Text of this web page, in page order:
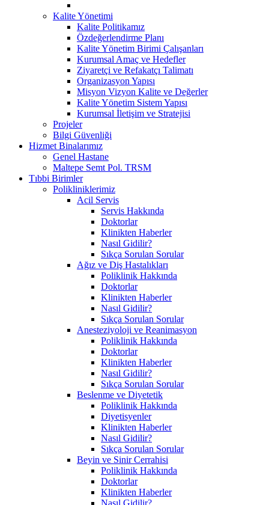
Kalite Yönetimi
Kalite Politikamız
Özdeğerlendirme Planı
Kalite Yönetim Birimi Çalışanları
Kurumsal Amaç ve Hedefler
Ziyaretçi ve Refakatçı Talimatı
Organizasyon Yapısı
Misyon Vizyon Kalite ve Değerler
Kalite Yönetim Sistem Yapısı
Kurumsal İletişim ve Stratejisi
Projeler
Bilgi Güvenliği
Hizmet Binalarımız
Genel Hastane
Maltepe Semt Pol. TRSM
Tıbbi Birimler
Polikliniklerimiz
Acil Servis
Servis Hakkında
Doktorlar
Klinikten Haberler
Nasıl Gidilir?
Sıkça Sorulan Sorular
Ağız ve Diş Hastalıkları
Poliklinik Hakkında
Doktorlar
Klinikten Haberler
Nasıl Gidilir?
Sıkça Sorulan Sorular
Anesteziyoloji ve Reanimasyon
Poliklinik Hakkında
Doktorlar
Klinikten Haberler
Nasıl Gidilir?
Sıkça Sorulan Sorular
Beslenme ve Diyetetik
Poliklinik Hakkında
Diyetisyenler
Klinikten Haberler
Nasıl Gidilir?
Sıkça Sorulan Sorular
Beyin ve Sinir Cerrahisi
Poliklinik Hakkında
Doktorlar
Klinikten Haberler
Nasıl Gidilir?